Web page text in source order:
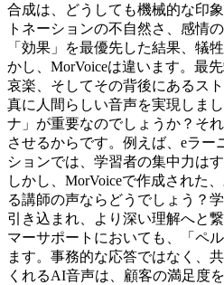
合成は、どうしても機械的な印
トネーションの不自然さ、感情
「効果」を最優先した結果、犠
かし、MorVoiceは違います。最
哀楽、そしてその背後にあるス
真に人間らしい音声を実現しま
ナ」が重要なのでしょうか？そ
させるからです。例えば、eラー
ションでは、学習者の集中力は
しかし、MorVoiceで作成された
る講師の声ならどうでしょう？
引き込まれ、より深い理解へと
マーサポートにおいても、「ペ
ます。事務的な応答ではなく、
くれるAI音声は、顧客の満足度